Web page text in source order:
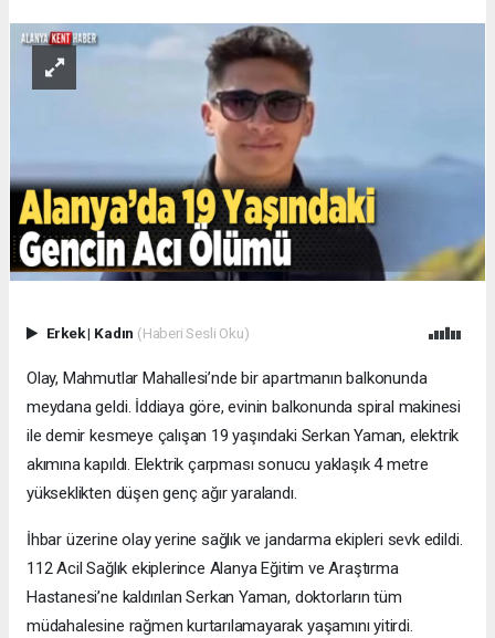
Erkek| Kadın (Haberi Sesli Oku)
Olay, Mahmutlar Mahallesi’nde bir apartmanın balkonunda
meydana geldi. İddiaya göre, evinin balkonunda spiral makinesi
ile demir kesmeye çalışan 19 yaşındaki Serkan Yaman, elektrik
akımına kapıldı. Elektrik çarpması sonucu yaklaşık 4 metre
yükseklikten düşen genç ağır yaralandı.
İhbar üzerine olay yerine sağlık ve jandarma ekipleri sevk edildi.
112 Acil Sağlık ekiplerince Alanya Eğitim ve Araştırma
Hastanesi’ne kaldırılan Serkan Yaman, doktorların tüm
müdahalesine rağmen kurtarılamayarak yaşamını yitirdi.